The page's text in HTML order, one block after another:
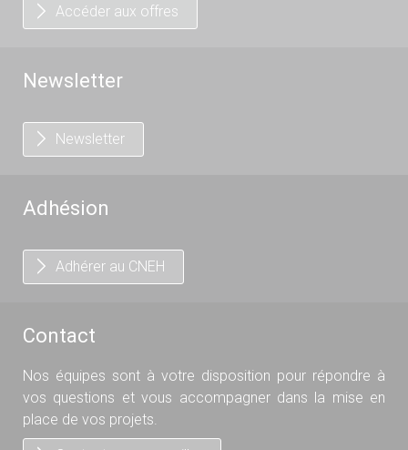
Accéder aux offres
Newsletter
Newsletter
Adhésion
Adhérer au CNEH
Contact
Nos équipes sont à votre disposition pour répondre à
vos questions et vous accompagner dans la mise en
place de vos projets.